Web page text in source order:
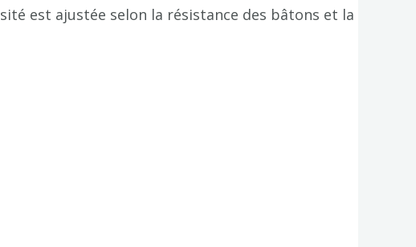
est ajustée selon la résistance des bâtons et la